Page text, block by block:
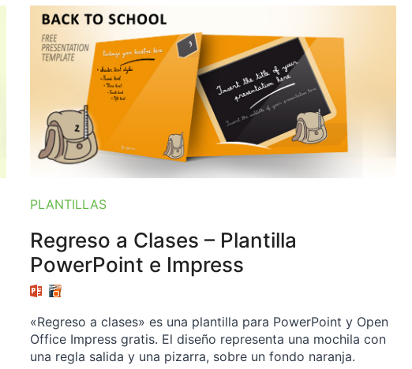
PLANTILLAS
Regreso a Clases – Plantilla
PowerPoint e Impress
«Regreso a clases» es una plantilla para PowerPoint y Open
Office Impress gratis. El diseño representa una mochila con
una regla salida y una pizarra, sobre un fondo naranja.